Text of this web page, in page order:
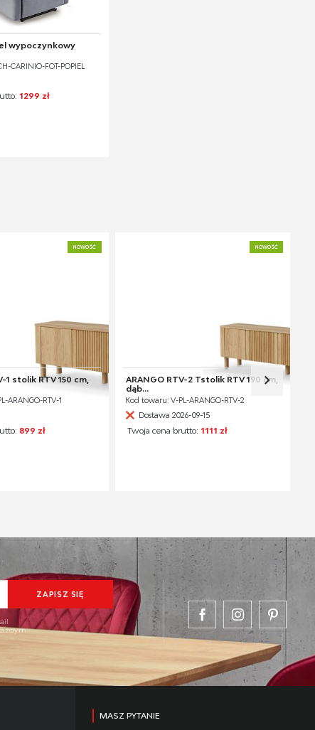
wypoczynkowy
CARINIO-FOT-POPIEL
1299 zł
NOWOŚĆ
1 stolik RTV 150 cm,
ARANGO-RTV-1
899 zł
NOWOŚĆ
ARANGO RTV-2 Tstolik RTV 190 cm,
dąb...
Kod towaru: V-PL-ARANGO-RTV-2
Dostawa 2026-09-15
Twoja cena brutto:1111 zł
MASZ PYTANIE